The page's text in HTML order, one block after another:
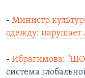
- Министр
одежду: нарушает
- Ибрагимова:
система